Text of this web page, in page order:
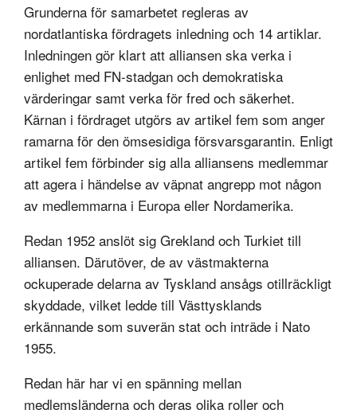
Grunderna för samarbetet regleras av
nordatlantiska fördragets inledning och 14 artiklar.
Inledningen gör klart att alliansen ska verka i
enlighet med FN-stadgan och demokratiska
värderingar samt verka för fred och säkerhet.
Kärnan i fördraget utgörs av artikel fem som anger
ramarna för den ömsesidiga försvarsgarantin. Enligt
artikel fem förbinder sig alla alliansens medlemmar
att agera i händelse av väpnat angrepp mot någon
av medlemmarna i Europa eller Nordamerika.
Redan 1952 anslöt sig Grekland och Turkiet till
alliansen. Därutöver, de av västmakterna
ockuperade delarna av Tyskland ansågs otillräckligt
skyddade, vilket ledde till Västtysklands
erkännande som suverän stat och inträde i Nato
1955.
Redan här har vi en spänning mellan
medlemsländerna och deras olika roller och